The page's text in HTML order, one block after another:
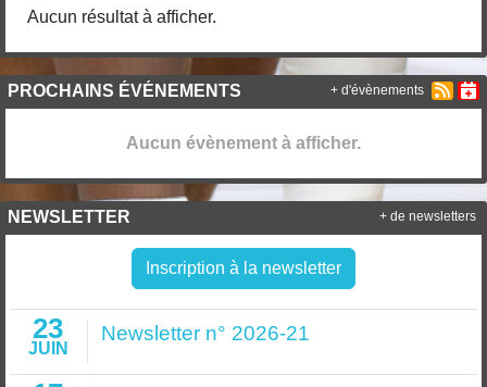
Aucun résultat à afficher.
PROCHAINS ÉVÉNEMENTS
Aucun évènement à afficher.
+ d'évènements
NEWSLETTER
Inscription à la newsletter
23
JUIN
Newsletter n° 2026-21
+ de newsletters